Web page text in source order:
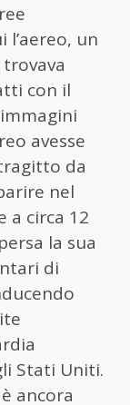
l’aereo, un
trovava
con il
avesse
da
nel
a circa 12
la sua
di
Stati Uniti.
ancora